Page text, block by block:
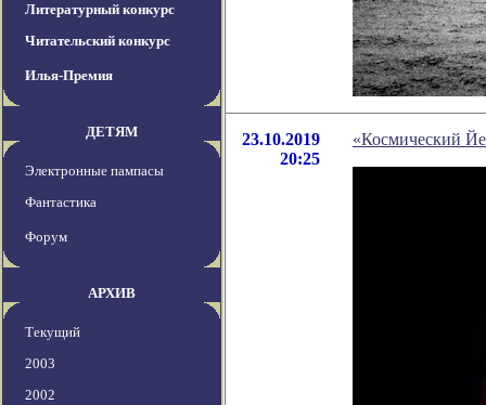
Литературный конкурс
Читательский конкурс
Илья-Премия
ДЕТЯМ
Электронные пампасы
Фантастика
Форум
АРХИВ
Текущий
2003
2002
23.10.2019
20:25
«Космический